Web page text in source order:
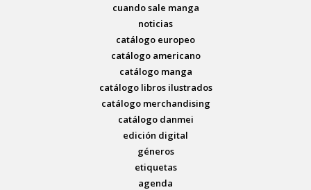
cuando sale manga
noticias
catálogo europeo
catálogo americano
catálogo manga
catálogo libros ilustrados
catálogo merchandising
catálogo danmei
edición digital
géneros
etiquetas
agenda